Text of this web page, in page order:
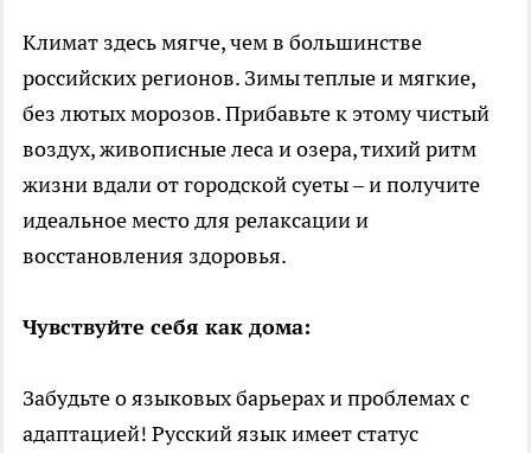
Климат здесь мягче, чем в большинстве
российских регионов. Зимы теплые и мягкие,
без лютых морозов. Прибавьте к этому чистый
воздух, живописные леса и озера, тихий ритм
жизни вдали от городской суеты – и получите
идеальное место для релаксации и
восстановления здоровья.
Чувствуйте себя как дома:
Забудьте о языковых барьерах и проблемах с
адаптацией! Русский язык имеет статус